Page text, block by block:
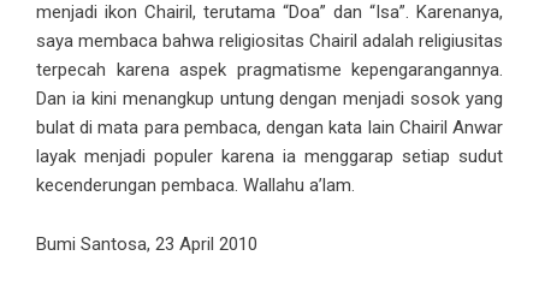
menjadi ikon Chairil, terutama “Doa” dan “Isa”. Karenanya,
saya membaca bahwa religiositas Chairil adalah religiusitas
terpecah karena aspek pragmatisme kepengarangannya.
Dan ia kini menangkup untung dengan menjadi sosok yang
bulat di mata para pembaca, dengan kata lain Chairil Anwar
layak menjadi populer karena ia menggarap setiap sudut
kecenderungan pembaca. Wallahu a’lam.
Bumi Santosa, 23 April 2010